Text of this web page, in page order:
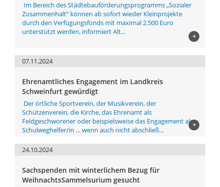
Im Bereich des Städtebauförderungsprogramms „Sozialer
Zusammenhalt“ können ab sofort wieder Kleinprojekte
durch den Verfügungsfonds mit maximal 2.500 Euro
unterstützt werden, informiert Alt...
+
07.11.2024
Ehrenamtliches Engagement im Landkreis
Schweinfurt gewürdigt
Der örtliche Sportverein, der Musikverein, der
Schützenverein, die Kirche, das Ehrenamt als
Feldgeschworener oder beispielsweise das Engagement als
Schulweghelfer/in … wenn auch nicht abschließ...
+
24.10.2024
Sachspenden mit winterlichem Bezug für
WeihnachtsSammelsurium gesucht